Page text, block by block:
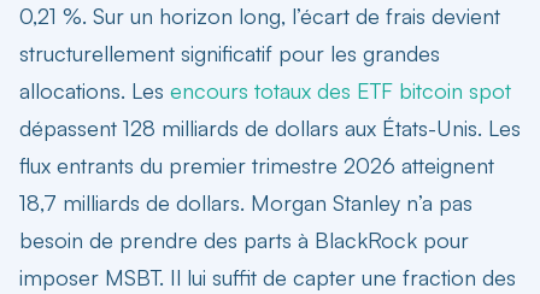
0,21 %. Sur un horizon long, l’écart de frais devient
structurellement significatif pour les grandes
allocations. Les encours totaux des ETF bitcoin spot
dépassent 128 milliards de dollars aux États-Unis. Les
flux entrants du premier trimestre 2026 atteignent
18,7 milliards de dollars. Morgan Stanley n’a pas
besoin de prendre des parts à BlackRock pour
imposer MSBT. Il lui suffit de capter une fraction des